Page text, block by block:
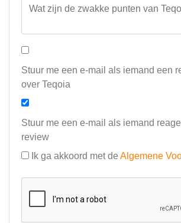
Stuur me een e-mail als iemand een
over Teqoia
Stuur me een e-mail als iemand
review
Ik ga akkoord met de Algemene